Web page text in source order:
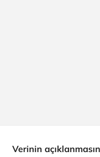
Verinin